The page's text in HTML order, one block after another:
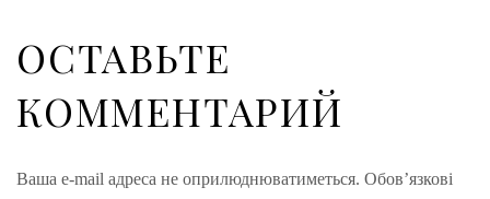
ОСТАВЬТЕ
КОММЕНТАРИЙ
Ваша e-mail адреса не оприлюднюватиметься. Обов’язкові